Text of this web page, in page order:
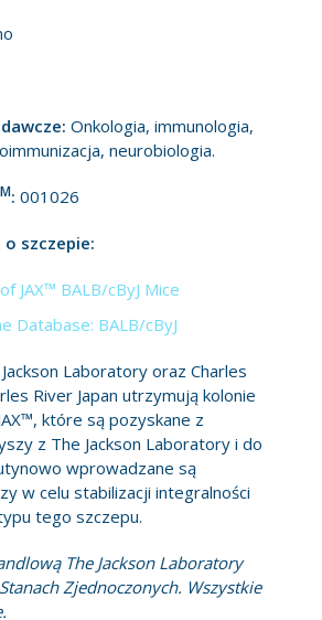
Onkologia, immunologia,
neurobiologia.
: 001026
szczepie:
JAX™ BALB/cByJ Mice
Database: BALB/cByJ
Laboratory oraz Charles
River Japan utrzymują kolonie
które są pozyskane z
z The Jackson Laboratory i do
wprowadzane są
w celu stabilizacji integralności
tego szczepu.
The Jackson Laboratory
Zjednoczonych. Wszystkie